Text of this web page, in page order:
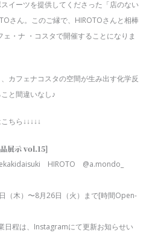
イーツを提供してくださった「店のない
さん。このご縁で、HIROTOさんと相棒
・ナ ・コスタで開催することになりま
カフェナコスタの空間が生み出す化学反
と間違いなし♪
ちら↓↓↓↓↓
展示 vol.15]
HIROTO @a.mondo_
（木）〜8月26日（火）まで[時間Open-
程は、Instagramにて更新お知らせい